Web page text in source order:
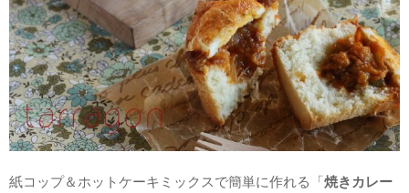
紙コップ＆ホットケーキミックスで簡単に作れる「焼きカレー